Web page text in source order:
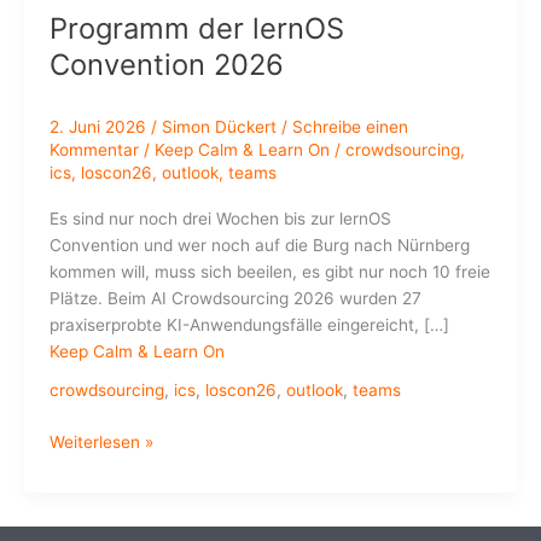
Programm der lernOS
Convention 2026
2. Juni 2026 / Simon Dückert / Schreibe einen
Kommentar / Keep Calm & Learn On / crowdsourcing,
ics, loscon26, outlook, teams
Es sind nur noch drei Wochen bis zur lernOS
Convention und wer noch auf die Burg nach Nürnberg
kommen will, muss sich beeilen, es gibt nur noch 10 freie
Plätze. Beim AI Crowdsourcing 2026 wurden 27
praxiserprobte KI-Anwendungsfälle eingereicht, […]
Keep Calm & Learn On
crowdsourcing, ics, loscon26, outlook, teams
Programm
Weiterlesen »